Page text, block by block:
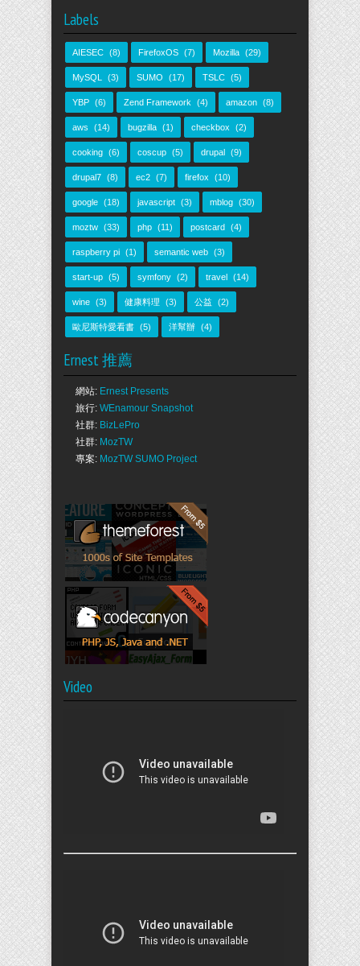
Labels
AIESEC (8) FirefoxOS (7) Mozilla (29)
MySQL (3) SUMO (17) TSLC (5)
YBP (6) Zend Framework (4) amazon (8)
aws (14) bugzilla (1) checkbox (2)
cooking (6) coscup (5) drupal (9)
drupal7 (8) ec2 (7) firefox (10)
google (18) javascript (3) mblog (30)
moztw (33) php (11) postcard (4)
raspberry pi (1) semantic web (3)
start-up (5) symfony (2) travel (14)
wine (3) 健康料理 (3) 公益 (2)
歐尼斯特愛看書 (5) 洋幫辦 (4)
Ernest 推薦
網站: Ernest Presents
旅行: WEnamour Snapshot
社群: BizLePro
社群: MozTW
專案: MozTW SUMO Project
Video